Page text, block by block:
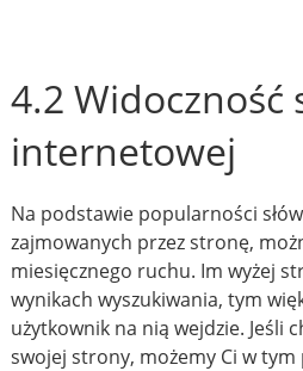
4.2 Widoczność
internetowej
Na podstawie popularności
zajmowanych przez stronę,
miesięcznego ruchu. Im wyżej
wynikach wyszukiwania, tym
użytkownik na nią wejdzie. Jeśli
swojej strony, możemy Ci w tym